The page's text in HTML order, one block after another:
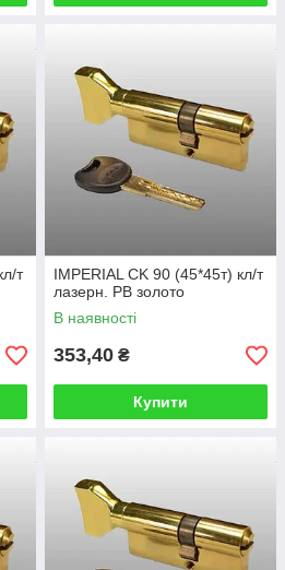
т
IMPERIAL CK 90 (45*45т) кл/т
лазерн. PB золото
В наявності
353,40 ₴
Купити